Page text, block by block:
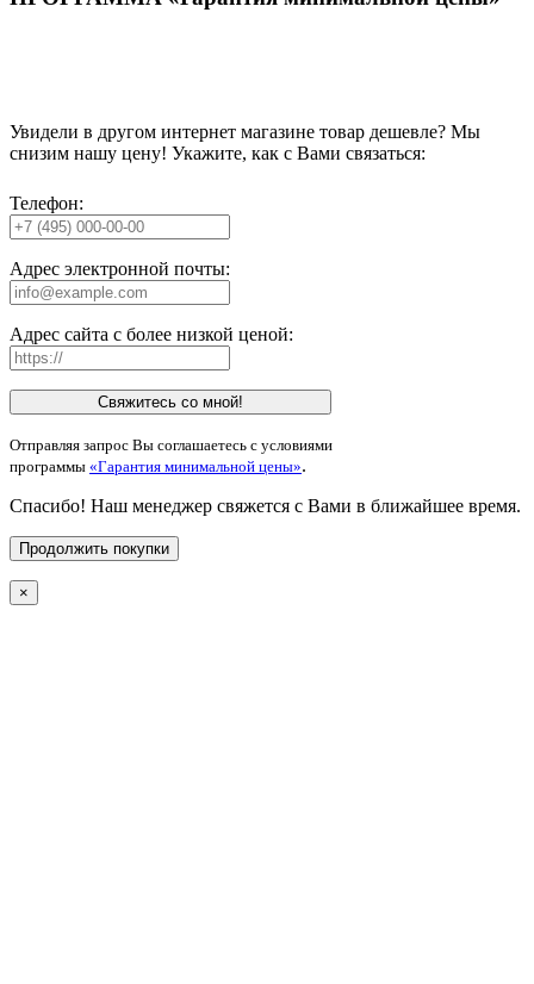
Увидели в другом интернет магазине товар дешевле? Мы
снизим нашу цену! Укажите, как с Вами связаться:
Телефон:
Адрес электронной почты:
Адрес сайта с более низкой ценой:
Свяжитесь со мной!
Отправляя запрос Вы соглашаетесь с условиями
программы «Гарантия минимальной цены».
Спасибо! Наш менеджер свяжется с Вами в ближайшее время.
Продолжить покупки
×